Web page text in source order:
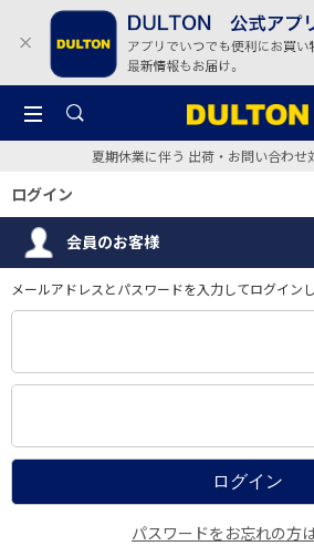
夏期休業に伴う 出荷・お問い合わせ
ログイン
会員のお客様
メールアドレスとパスワードを入力してログイン
パスワードをお忘れの方